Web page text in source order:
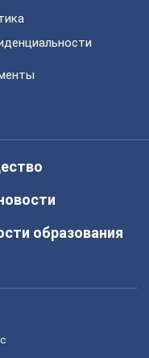
образования